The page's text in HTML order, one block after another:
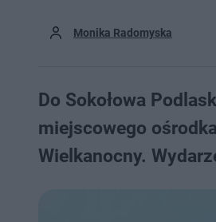
Monika Radomyska
Do Sokołowa
miejscowego
Wielkanocny.